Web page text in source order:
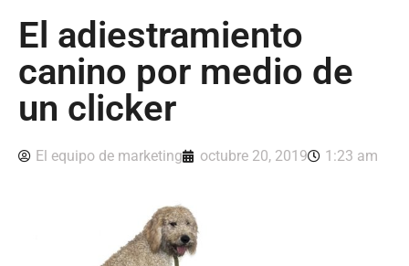
El adiestramiento
canino por medio de
un clicker
El equipo de marketing octubre 20, 2019 1:23 am